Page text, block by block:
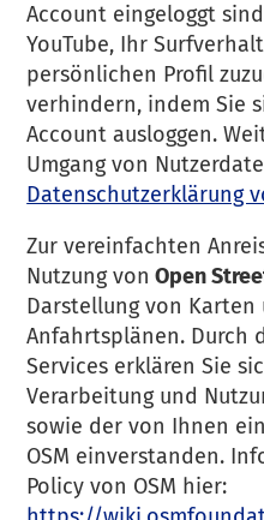
Account eingeloggt
YouTube, Ihr
persönlichen Profil
verhindern, indem Sie
Account ausloggen.
Umgang von
Datenschutzerklärung
Zur vereinfachten
Nutzung von Open
Darstellung von Karten
Anfahrtsplänen. Durch
Services erklären Sie
Verarbeitung und
sowie der von Ihnen
OSM einverstanden.
Policy von OSM hier: